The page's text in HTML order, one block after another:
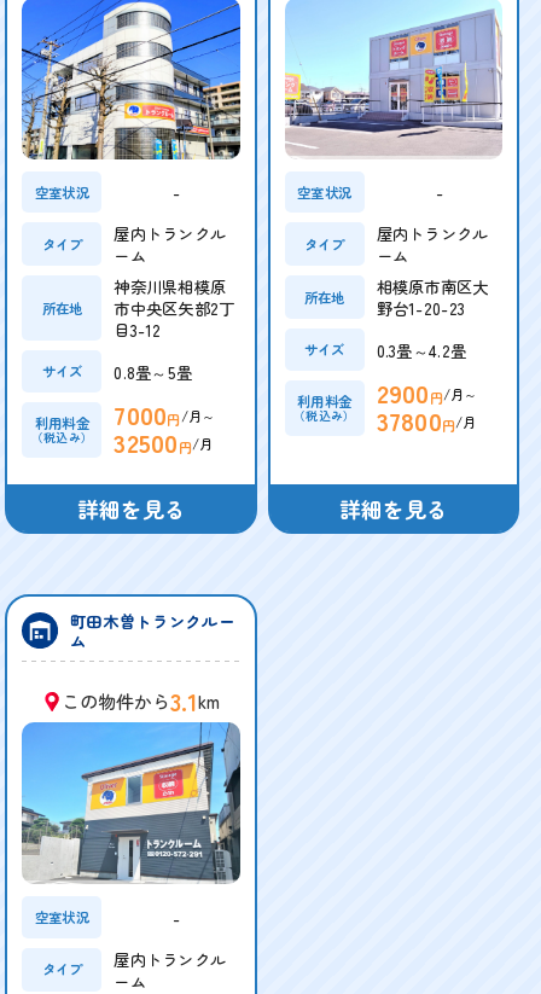
空室状況 -
タイプ
屋内トランクル
ーム
所在地
神奈川県相模原
市中央区矢部2丁
目3-12
サイズ 0.8畳～5畳
利用料金
（税込み）
7000円/月～
32500円/月
詳細を見る
空室状況 -
タイプ
屋内トランクル
ーム
所在地
相模原市南区大
野台1-20-23
サイズ 0.3畳～4.2畳
利用料金
（税込み）
2900円/月～
37800円/月
詳細を見る
町田木曽トランクルー
ム
この物件から3.1km
空室状況 -
タイプ
屋内トランクル
ーム